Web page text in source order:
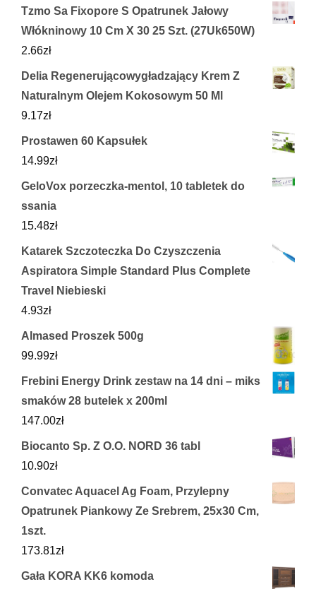
Tzmo Sa Fixopore S Opatrunek Jałowy
Włókninowy 10 Cm X 30 25 Szt. (27Uk650W)
2.66zł
Delia Regenerującowygładzający Krem Z
Naturalnym Olejem Kokosowym 50 Ml
9.17zł
Prostawen 60 Kapsułek
14.99zł
GeloVox porzeczka-mentol, 10 tabletek do
ssania
15.48zł
Katarek Szczoteczka Do Czyszczenia
Aspiratora Simple Standard Plus Complete
Travel Niebieski
4.93zł
Almased Proszek 500g
99.99zł
Frebini Energy Drink zestaw na 14 dni – miks
smaków 28 butelek x 200ml
147.00zł
Biocanto Sp. Z O.O. NORD 36 tabl
10.90zł
Convatec Aquacel Ag Foam, Przylepny
Opatrunek Piankowy Ze Srebrem, 25x30 Cm,
1szt.
173.81zł
Gała KORA KK6 komoda